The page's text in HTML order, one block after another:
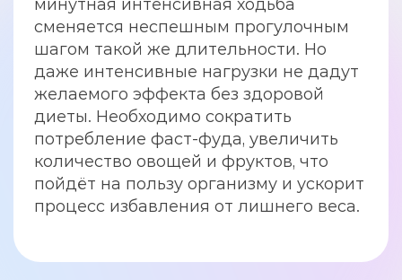
минутная интенсивная ходьба
сменяется неспешным прогулочным
шагом такой же длительности. Но
даже интенсивные нагрузки не дадут
желаемого эффекта без здоровой
диеты. Необходимо сократить
потребление фаст-фуда, увеличить
количество овощей и фруктов, что
пойдёт на пользу организму и ускорит
процесс избавления от лишнего веса.